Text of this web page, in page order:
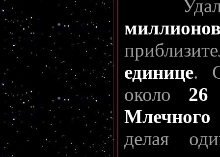
единице.
около 26
делая